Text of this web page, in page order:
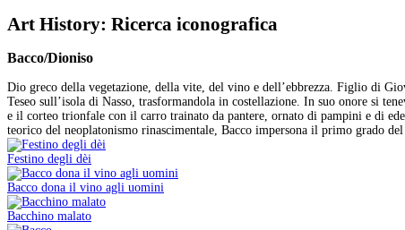
Art History: Ricerca iconografica
Bacco/Dioniso
Dio greco della vegetazione, della vite, del vino e dell’ebbrezza. Figlio di
Teseo sull’isola di Nasso, trasformandola in costellazione. In suo onore si
e il corteo trionfale con il carro trainato da pantere, ornato di pampini e di
teorico del neoplatonismo rinascimentale, Bacco impersona il primo grado
Festino degli dèi
Bacco dona il vino agli uomini
Bacchino malato